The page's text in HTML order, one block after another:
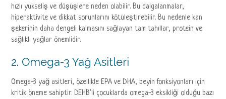
hızlı yükseliş ve düşüşlere neden olabilir. Bu dalgalanmalar,
hiperaktivite ve dikkat sorunlarını kötüleştirebilir. Bu nedenle kan
şekerinin daha dengeli kalmasını sağlayan tam tahıllar, protein ve
sağlıklı yağlar önemlidir.
2. Omega-3 Yağ Asitleri
Omega-3 yağ asitleri, özellikle EPA ve DHA, beyin fonksiyonları için
kritik öneme sahiptir. DEHB’li çocuklarda omega-3 eksikliği olduğu bazı